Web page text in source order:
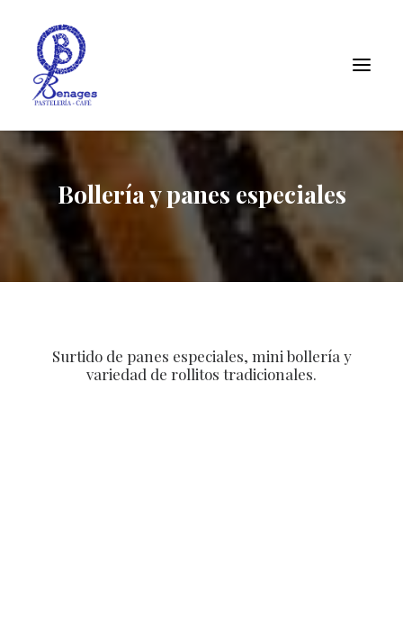
Bollería y panes especiales
Surtido de panes especiales, mini bollería y
variedad de rollitos tradicionales.